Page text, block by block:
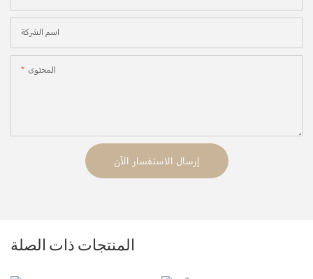
اسم الشركة
المحتوى
إرسال الاستفسار الآن
المنتجات ذات الصلة